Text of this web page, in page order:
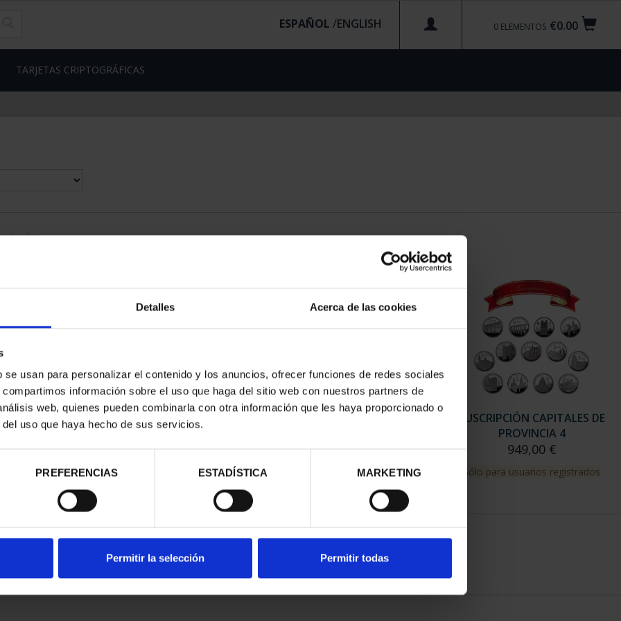
Detalles Acerca de las cookies
usan para personalizar el contenido y los anuncios, ofrecer funciones de redes sociales
información sobre el uso que haga del sitio web con nuestros partners de
web, quienes pueden combinarla con otra información que les haya proporcionado o
uso que haya hecho de sus servicios.
PREFERENCIAS ESTADÍSTICA MARKETING
Permitir la selección Permitir todas
€0.00
0 ELEMENTOS
ESPAÑOL /
TARJETAS CRIPTOGRÁFICAS
DE
1
€
registrados
SUSCRIPCIÓN CAPITALES DE
PROVINCIA 2
949,00 €
Sólo para usuarios registrados
SUSCRIPCIÓN CAPITALES DE
949,00 €
Sólo para usuarios registrados
SUSCRIPCIÓN CAPITALES DE
PROVINCIA 4
949,00 €
Sólo para usuarios registrados